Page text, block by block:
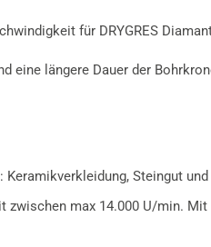
für DRYGRES
eine längere Dauer der
Keramikverkleidung, Steingut
zwischen max 14.000 U/min.